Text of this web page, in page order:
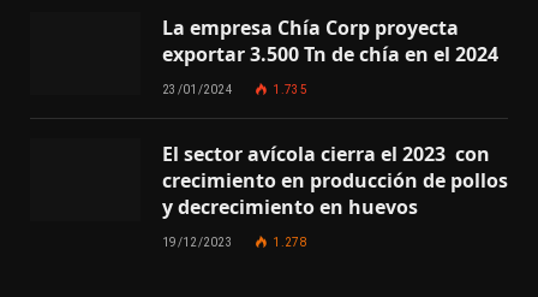
La empresa Chía Corp proyecta
exportar 3.500 Tn de chía en el 2024
23/01/2024 1.735
El sector avícola cierra el 2023 con
crecimiento en producción de pollos
y decrecimiento en huevos
19/12/2023 1.278